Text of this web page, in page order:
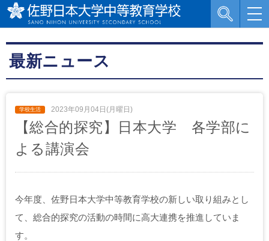
最新ニュース
2023年09月04日(月曜日)
【総合的探究】日本大学 各学部に
よる講演会
今年度、佐野日本大学中等教育学校の新しい取り組みとし
て、総合的探究の活動の時間に高大連携を推進していま
す。